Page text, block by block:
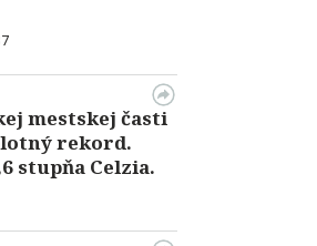
mestskej časti
rekord.
stupňa Celzia.